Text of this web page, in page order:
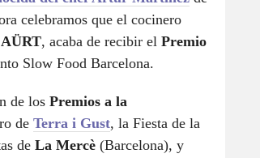
celebramos que el cocinero
, acaba de recibir el Premio
Slow Food Barcelona.
de los Premios a la
de Terra i Gust, la Fiesta de la
de La Mercè (Barcelona), y